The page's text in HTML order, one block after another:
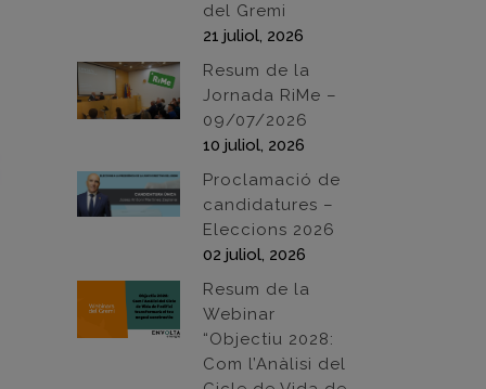
del Gremi
21 juliol, 2026
Resum de la
Jornada RiMe –
09/07/2026
10 juliol, 2026
Proclamació de
candidatures –
Eleccions 2026
02 juliol, 2026
Resum de la
Webinar
“Objectiu 2028:
Com l’Anàlisi del